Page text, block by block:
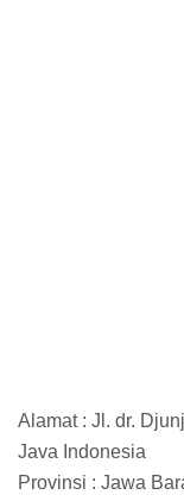
Alamat : Jl. dr.
Java Indonesia
Provinsi : Jawa